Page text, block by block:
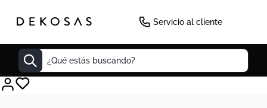
Servicio al cliente
¿Qué estás buscando?